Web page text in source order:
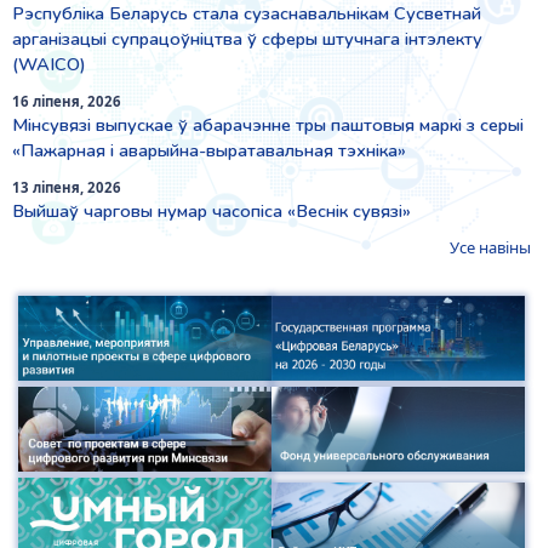
Рэспубліка Беларусь стала сузаснавальнікам Сусветнай
арганізацыі супрацоўніцтва ў сферы штучнага інтэлекту
(WAICO)
16 ліпеня, 2026
Мінсувязі выпускае ў абарачэнне тры паштовыя маркі з серыі
«Пажарная і аварыйна-выратавальная тэхніка»
13 ліпеня, 2026
Выйшаў чарговы нумар часопіса «Веснiк сувязi»
Усе навіны